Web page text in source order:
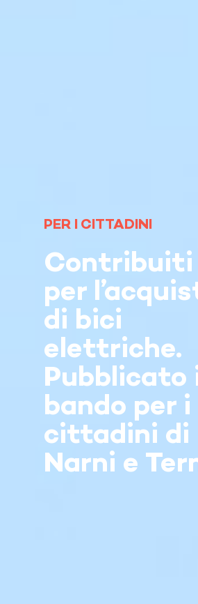
PER I CITTADINI
Contribuiti
per
di bici
elettriche.
Pubblicato
bando per i
cittadini di
Narni e